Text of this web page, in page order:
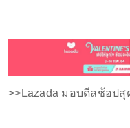
>>Lazada มอบดีลช้อปสุ